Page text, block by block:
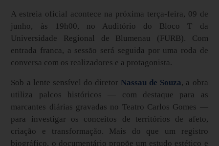
A estreia oficial acontece na próxima terça-feira, 09 de
junho, às 19h00, no Auditório do Bloco T da
Universidade Regional de Blumenau (FURB). Com
entrada franca, a sessão será seguida por uma roda de
conversa com os realizadores e a protagonista.
Sob a lente sensível do diretor Nassau de Souza, a obra
utiliza palcos históricos — com destaque para as
marcantes diárias gravadas no Teatro Carlos Gomes —
para investigar os conceitos de territórios de afeto,
criação e transformação. Mais do que um registro
biográfico, o documentário propõe um estudo estético e